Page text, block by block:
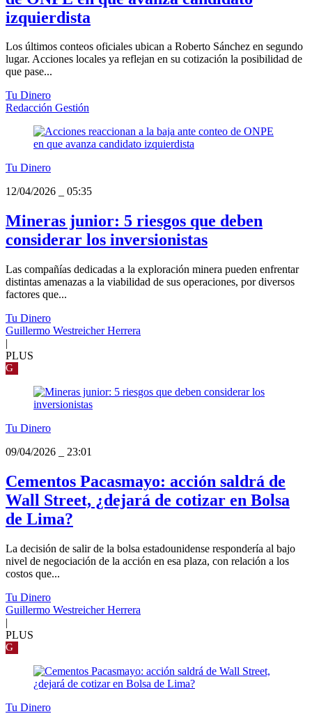
izquierdista
Los últimos conteos oficiales ubican a Roberto Sánchez en segundo
lugar. Acciones locales ya reflejan en su cotización la posibilidad de
que pase...
Tu Dinero
Redacción Gestión
Tu Dinero
12/04/2026
05:35
Mineras junior: 5 riesgos que deben
considerar los inversionistas
Las compañías dedicadas a la exploración minera pueden enfrentar
distintas amenazas a la viabilidad de sus operaciones, por diversos
factores que...
Tu Dinero
Guillermo Westreicher Herrera
|
PLUS
G
Tu Dinero
09/04/2026
23:01
Cementos Pacasmayo: acción saldrá de
Wall Street, ¿dejará de cotizar en Bolsa
de Lima?
La decisión de salir de la bolsa estadounidense respondería al bajo
nivel de negociación de la acción en esa plaza, con relación a los
costos que...
Tu Dinero
Guillermo Westreicher Herrera
|
PLUS
G
Tu Dinero